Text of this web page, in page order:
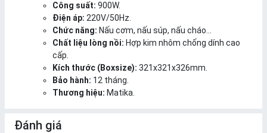
Công suất: 900W.
Điện áp: 220V/50Hz.
Chức năng: Nấu cơm, nấu súp, nấu cháo…
Chất liệu lòng nồi: Hợp kim nhôm chống dính cao
cấp.
Kích thước (Boxsize): 321x321x326mm.
Bảo hành: 12 tháng.
Thương hiệu: Matika.
Đánh giá